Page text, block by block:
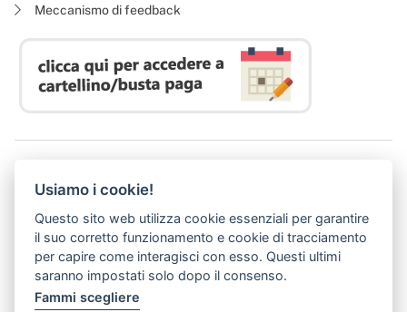
Meccanismo di feedback
P. I. 05913670484 | C. F. 94164020482
(abilitato alla ricezione di soli messaggi di posta elettronica certificata)
Usiamo i cookie!
Questo sito web utilizza cookie essenziali per garantire
il suo corretto funzionamento e cookie di tracciamento
per capire come interagisci con esso. Questi ultimi
saranno impostati solo dopo il consenso.
Fammi scegliere